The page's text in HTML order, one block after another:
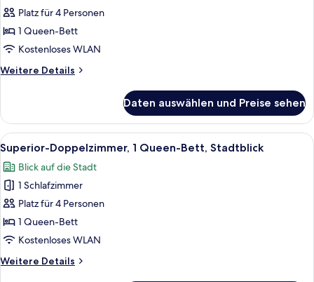
1
Queen-
Bett,
anzeigen
Platz für 4 Personen
1 Queen-Bett
Kostenloses WLAN
Weitere Details
Weitere
1
Queen-
Bett,
Meerblick
Daten auswählen und Preise sehen
Alle
Fotos
für
Superior-
Doppelzimmer,
1
Queen-
Stadtblick
Ein ordentlich bezogenes Bett mit
4
Superior-Doppelzimmer, 1 Queen-Bett, Stadtblick
Blick auf die Stadt
1 Schlafzimmer
Platz für 4 Personen
1 Queen-Bett
Kostenloses WLAN
Weitere Details
Weitere